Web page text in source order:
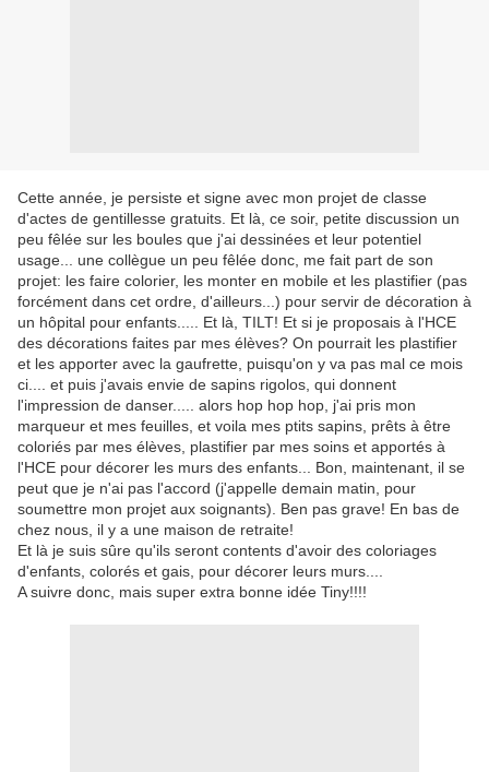
Cette année, je persiste et signe avec mon projet de classe
d'actes de gentillesse gratuits. Et là, ce soir, petite discussion un
peu fêlée sur les boules que j'ai dessinées et leur potentiel
usage... une collègue un peu fêlée donc, me fait part de son
projet: les faire colorier, les monter en mobile et les plastifier (pas
forcément dans cet ordre, d'ailleurs...) pour servir de décoration à
un hôpital pour enfants..... Et là, TILT! Et si je proposais à l'HCE
des décorations faites par mes élèves? On pourrait les plastifier
et les apporter avec la gaufrette, puisqu'on y va pas mal ce mois
ci.... et puis j'avais envie de sapins rigolos, qui donnent
l'impression de danser..... alors hop hop hop, j'ai pris mon
marqueur et mes feuilles, et voila mes ptits sapins, prêts à être
coloriés par mes élèves, plastifier par mes soins et apportés à
l'HCE pour décorer les murs des enfants... Bon, maintenant, il se
peut que je n'ai pas l'accord (j'appelle demain matin, pour
soumettre mon projet aux soignants). Ben pas grave! En bas de
chez nous, il y a une maison de retraite!
Et là je suis sûre qu'ils seront contents d'avoir des coloriages
d'enfants, colorés et gais, pour décorer leurs murs....
A suivre donc, mais super extra bonne idée Tiny!!!!